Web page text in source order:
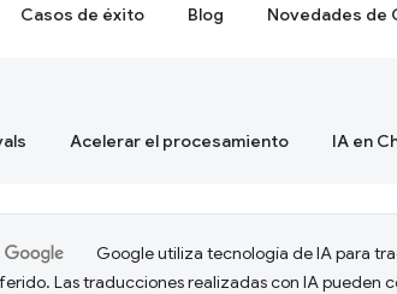
Casos de éxito Blog Novedades de
Acelerar el procesamiento IA en
Google utiliza tecnología de IA para
Las traducciones realizadas con IA pueden